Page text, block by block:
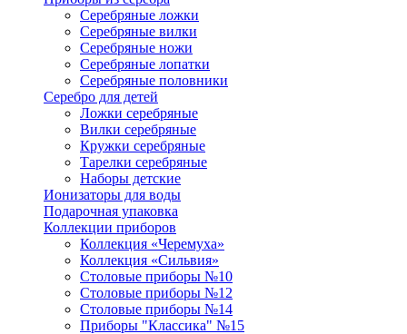
Серебряные ложки
Серебряные вилки
Серебряные ножи
Серебряные лопатки
Серебряные половники
Серебро для детей
Ложки серебряные
Вилки серебряные
Кружки серебряные
Тарелки серебряные
Наборы детские
Ионизаторы для воды
Подарочная упаковка
Коллекции приборов
Коллекция «Черемуха»
Коллекция «Сильвия»
Столовые приборы №10
Столовые приборы №12
Столовые приборы №14
Приборы "Классика" №15